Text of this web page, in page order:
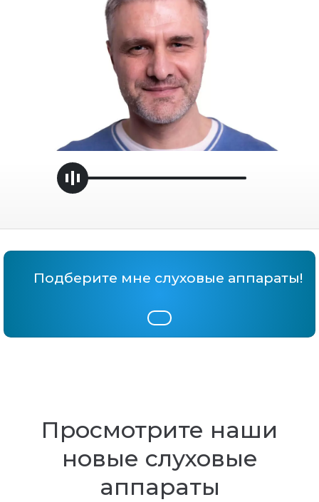
Handle
Подберите мне слуховые аппараты!
Просмотрите наши
новые слуховые
аппараты